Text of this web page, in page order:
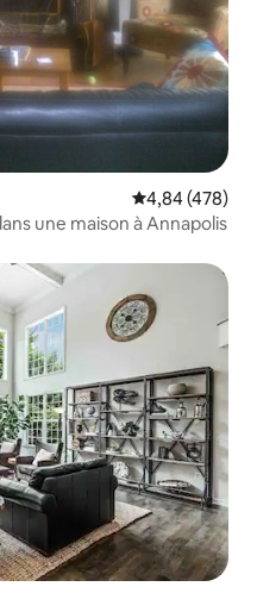
Évaluation
4,84 (478)
une maison à Annapolis